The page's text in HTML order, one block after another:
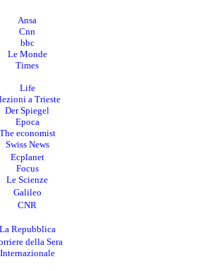
Ansa
Cnn
bbc
Le Monde
Times
Life
a Trieste
Der Spiegel
Epoca
economist
Swiss News
Ecplanet
Focus
Le Scienze
Galileo
CNR
Repubblica
della Sera
Internazionale